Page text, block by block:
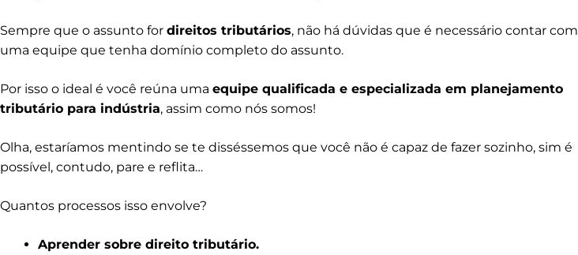
Sempre que o assunto for direitos tributários, não há dúvidas que é necessário contar com
uma equipe que tenha domínio completo do assunto.
Por isso o ideal é você reúna uma equipe qualificada e especializada em planejamento
tributário para indústria, assim como nós somos!
Olha, estaríamos mentindo se te disséssemos que você não é capaz de fazer sozinho, sim é
possível, contudo, pare e reflita…
Quantos processos isso envolve?
Aprender sobre direito tributário.